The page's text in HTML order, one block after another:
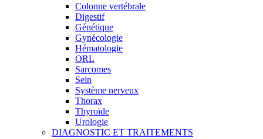
Colonne vertébrale
Digestif
Génétique
Gynécologie
Hématologie
ORL
Sarcomes
Sein
Système nerveux
Thorax
Thyroïde
Urologie
DIAGNOSTIC ET TRAITEMENTS